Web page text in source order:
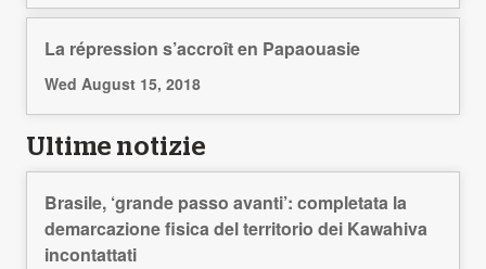
La répression s’accroît en Papaouasie
Wed August 15, 2018
Ultime notizie
Brasile, ‘grande passo avanti’: completata la
demarcazione fisica del territorio dei Kawahiva
incontattati